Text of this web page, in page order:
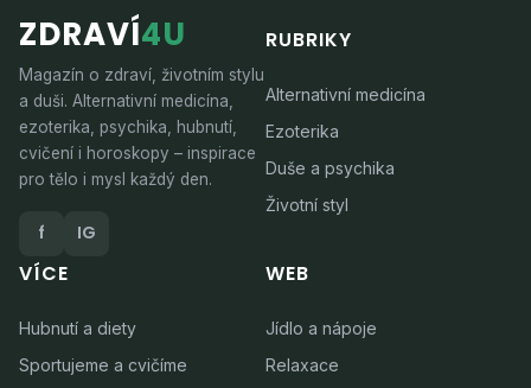
ZDRAVÍ4U
Magazín o zdraví, životním stylu
a duši. Alternativní medicína,
ezoterika, psychika, hubnutí,
cvičení i horoskopy – inspirace
pro tělo i mysl každý den.
f IG
RUBRIKY
Alternativní medicína
Ezoterika
Duše a psychika
Životní styl
VÍCE
Hubnutí a diety
Sportujeme a cvičíme
WEB
Jídlo a nápoje
Relaxace